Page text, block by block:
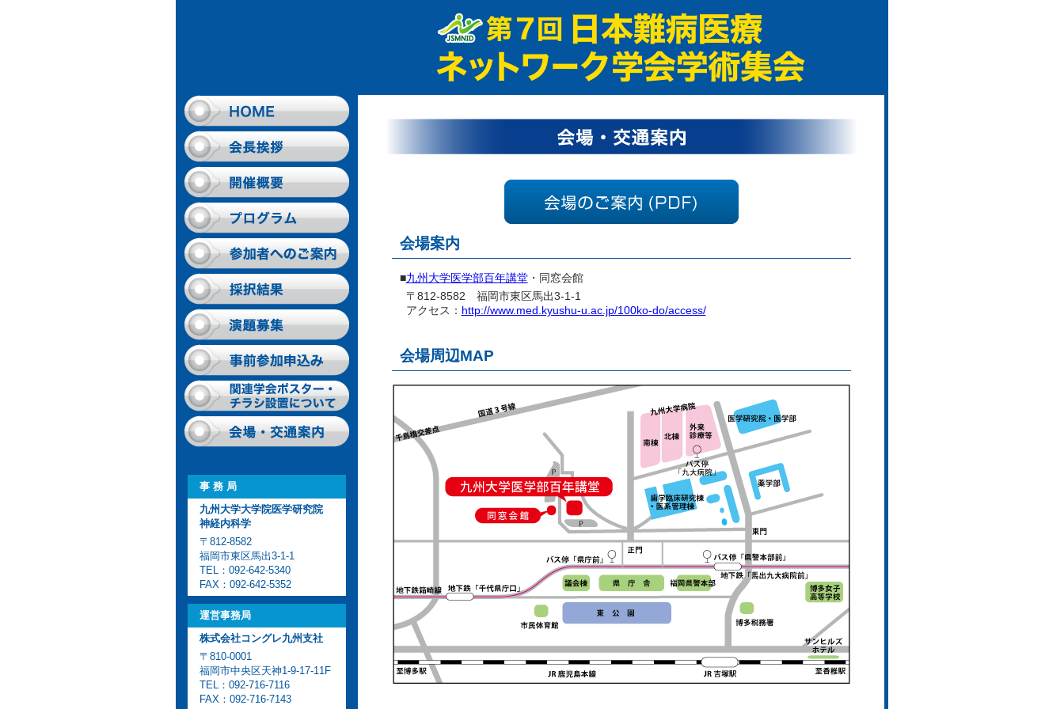
事 務 局
九州大学大学院医学研究院
神経内科学
〒812-8582
福岡市東区馬出3-1-1
TEL：092-642-5340
FAX：092-642-5352
運営事務局
株式会社コングレ九州支社
〒810-0001
福岡市中央区天神1-9-17-11F
TEL：092-716-7116
FAX：092-716-7143
会場案内
■九州大学医学部百年講堂・同窓会館
〒812-8582 福岡市東区馬出3-1-1
アクセス： http://www.med.kyushu-u.ac.jp/100ko-do/access/
会場周辺MAP